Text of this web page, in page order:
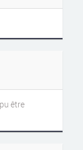
être